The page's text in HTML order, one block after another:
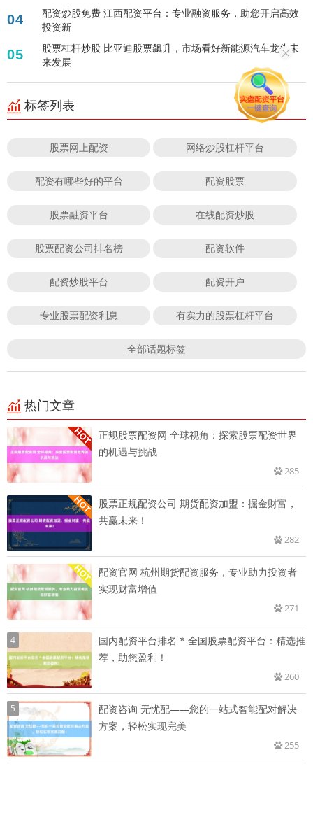
04
配资炒股免费 江西配资平台：专业融资服务，助您开启高效
投资新
05
股票杠杆炒股 比亚迪股票飙升，市场看好新能源汽车龙头未
来发展
标签列表
股票网上配资 网络炒股杠杆平台
配资有哪些好的平台 配资股票
股票融资平台 在线配资炒股
股票配资公司排名榜 配资软件
配资炒股平台 配资开户
专业股票配资利息 有实力的股票杠杆平台
全部话题标签
热门文章
正规股票配资网 全球视角：探索股票配资世界
的机遇与挑战
285
股票正规配资公司 期货配资加盟：掘金财富，
共赢未来！
282
配资官网 杭州期货配资服务，专业助力投资者
实现财富增值
271
4
国内配资平台排名 * 全国股票配资平台：精选推
荐，助您盈利！
260
5
配资咨询 无忧配——您的一站式智能配对解决
方案，轻松实现完美
255